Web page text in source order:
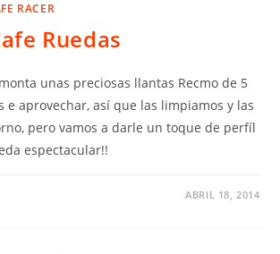
RACER
Ruedas
unas preciosas llantas Recmo de 5
e aprovechar, así que las limpiamos y las
pero vamos a darle un toque de perfíl
espectacular!!
ABRIL 18, 2014